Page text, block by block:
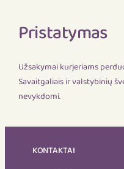
Pristatymas
Užsakymai kurjeriams
Savaitgaliais ir valstybinių
nevykdomi.
KONTAKTAI